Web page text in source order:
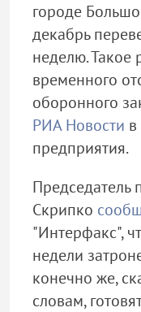
городе
декабрь
неделю. Такое
временного
оборонного
РИА Новости
предприятия.
Председатель
Скрипко
"Интерфакс",
недели
конечно же,
словам,